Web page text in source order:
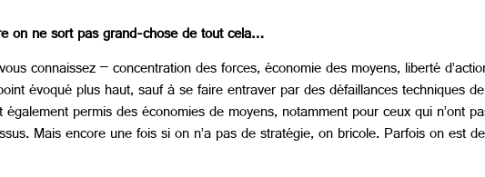
on ne sort pas grand-chose de tout cela…
connaissez – concentration des forces, économie des moyens, liberté
évoqué plus haut, sauf à se faire entraver par des défaillances techniques de
permis des économies de moyens, notamment pour ceux qui n’ont
Mais encore une fois si on n’a pas de stratégie, on bricole. Parfois on est